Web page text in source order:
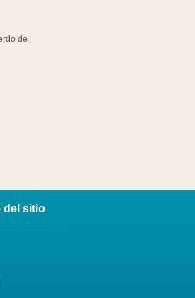
de
del sitio